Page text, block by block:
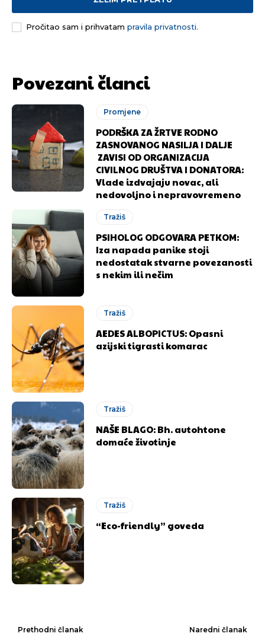
Pročitao sam i prihvatam pravila privatnosti.
Povezani članci
Promjene
PODRŠKA ZA ŽRTVE RODNO
ZASNOVANOG NASILJA I DALJE
ZAVISI OD ORGANIZACIJA
CIVILNOG DRUŠTVA I DONATORA:
Vlade izdvajaju novac, ali
nedovoljno i nepravovremeno
Tražiš
PSIHOLOG ODGOVARA PETKOM:
Iza napada panike stoji
nedostatak stvarne povezanosti
s nekim ili nečim
Tražiš
AEDES ALBOPICTUS: Opasni
azijski tigrasti komarac
Tražiš
NAŠE BLAGO: Bh. autohtone
domaće životinje
Tražiš
“Eco-friendly” goveda
Prethodni članak Naredni članak